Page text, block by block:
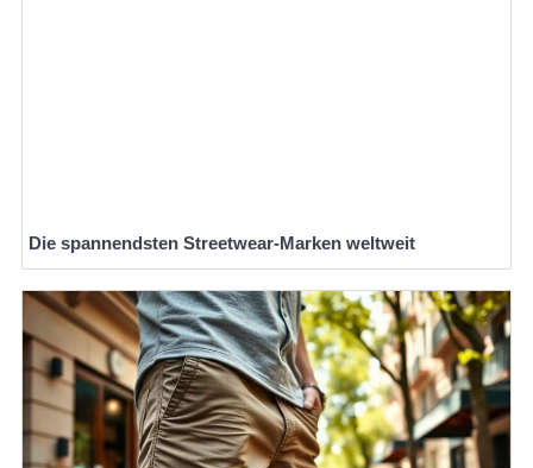
Die spannendsten Streetwear-Marken weltweit